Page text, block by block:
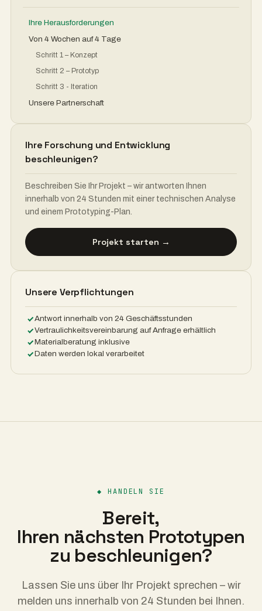
Ihre Herausforderungen
Von 4 Wochen auf 4 Tage
Schritt 1 – Konzept
Schritt 2 – Prototyp
Schritt 3 - Iteration
Unsere Partnerschaft
Ihre Forschung und Entwicklung
beschleunigen?
Beschreiben Sie Ihr Projekt – wir antworten Ihnen
innerhalb von 24 Stunden mit einer technischen Analyse
und einem Prototyping-Plan.
Projekt starten →
Unsere Verpflichtungen
Antwort innerhalb von 24 Geschäftsstunden
Vertraulichkeitsvereinbarung auf Anfrage erhältlich
Materialberatung inklusive
Daten werden lokal verarbeitet
◆ HANDELN SIE
Bereit,
Ihren nächsten Prototypen
zu beschleunigen?
Lassen Sie uns über Ihr Projekt sprechen – wir
melden uns innerhalb von 24 Stunden bei Ihnen.